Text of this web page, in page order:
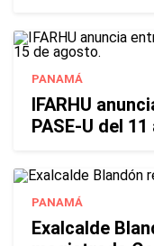
PANAMÁ
IFARHU
PASE-U del
PANAMÁ
Exalcalde